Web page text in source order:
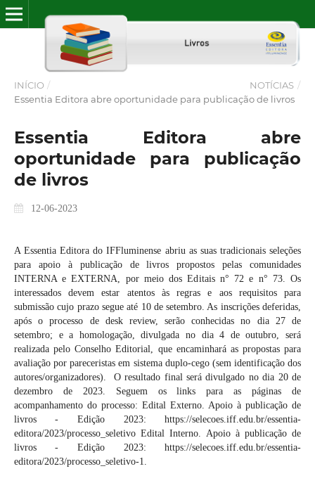
INÍCIO / NOTÍCIAS /
Essentia Editora abre oportunidade para publicação de livros
Essentia Editora abre
oportunidade para publicação
de livros
12-06-2023
A Essentia Editora do IFFluminense abriu as suas tradicionais seleções
para apoio à publicação de livros propostos pelas comunidades
INTERNA e EXTERNA, por meio dos Editais n° 72 e n° 73. Os
interessados devem estar atentos às regras e aos requisitos para
submissão cujo prazo segue até 10 de setembro. As inscrições deferidas,
após o processo de desk review, serão conhecidas no dia 27 de
setembro; e a homologação, divulgada no dia 4 de outubro, será
realizada pelo Conselho Editorial, que encaminhará as propostas para
avaliação por pareceristas em sistema duplo-cego (sem identificação dos
autores/organizadores). O resultado final será divulgado no dia 20 de
dezembro de 2023. Seguem os links para as páginas de
acompanhamento do processo: Edital Externo. Apoio à publicação de
livros - Edição 2023: https://selecoes.iff.edu.br/essentia-
editora/2023/processo_seletivo Edital Interno. Apoio à publicação de
livros - Edição 2023: https://selecoes.iff.edu.br/essentia-
editora/2023/processo_seletivo-1.